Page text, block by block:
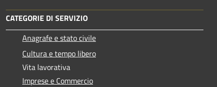
CATEGORIE DI SERVIZIO
Anagrafe e stato civile
Cultura e tempo libero
Vita lavorativa
Imprese e Commercio